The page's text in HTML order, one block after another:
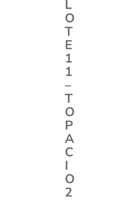
L
O
T
E
1
1
–
T
O
P
A
C
I
O
2